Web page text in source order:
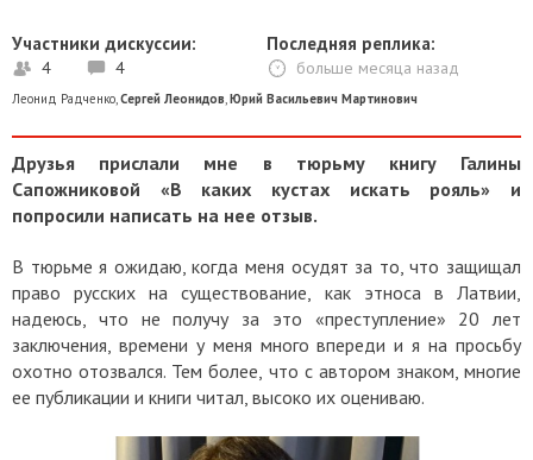
Участники дискуссии:
4 4
Последняя реплика:
больше месяца назад
Леонид Радченко,Сергей Леонидов,Юрий Васильевич Мартинович
Друзья прислали мне в тюрьму книгу Галины
Сапожниковой «В каких кустах искать рояль» и
попросили написать на нее отзыв.
В тюрьме я ожидаю, когда меня осудят за то, что защищал
право русских на существование, как этноса в Латвии,
надеюсь, что не получу за это «преступление» 20 лет
заключения, времени у меня много впереди и я на просьбу
охотно отозвался. Тем более, что с автором знаком, многие
ее публикации и книги читал, высоко их оцениваю.